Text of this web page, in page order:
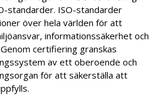
standarder. ISO-standarder
över hela världen för att
informationssäkerhet och
certifiering granskas
av ett oberoende och
för att säkerställa att